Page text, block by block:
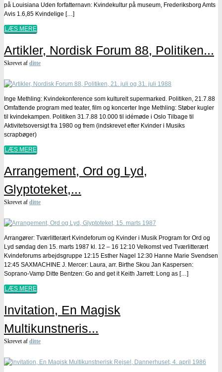
på Louisiana Uden forfatternavn: Kvindekultur på museum, Frederiksborg Amts
Avis 1.6,85 Kvindelige […]
LÆS MERE
Artikler, Nordisk Forum 88, Politiken...
Skrevet af ditte
Inge Methling: Kvindekonference som kulturelt supermarked. Politiken, 21.7.88
Omfattende program med teater, film og koncerter Inge Methling: Støber kugler
til kvindekampen. Politiken 31.7.88 10.000 til idémøde i Oslo Tilbage til
Aktivitetsoversigt fra 1980 og frem (indskrevet efter Kvinder i Musiks
scrapbøger)
LÆS MERE
Arrangement, Ord og Lyd,
Glyptoteket,...
Skrevet af ditte
Arrangører: Tværlitterært Kvindeforum og Kvinder i Musik Program for Ord og
Lyd søndag den 15. marts 1987 kl. 12 – 16 12:10 Velkomst ved Tværlitterært
Kvindeforums arbejdsgruppe 12:15 Esther Nagel 12:30 Hanne Marie Svendsen
12:45 SAXMACHINE J. Mercer: Laura, arr. Birthe Skou Jan Kaspersen:
Soprano-Vamp Ditte Bentzen: Go and get it Keith Jarrett: Long as […]
LÆS MERE
Invitation, En Magisk
Multikunstneris...
Skrevet af ditte